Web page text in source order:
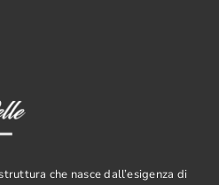
che nasce dall’esigenza di